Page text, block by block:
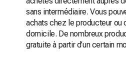
sans intermédiaire. Vous
achats chez le producteur ou
domicile. De nombreux
gratuite à partir d’un certain